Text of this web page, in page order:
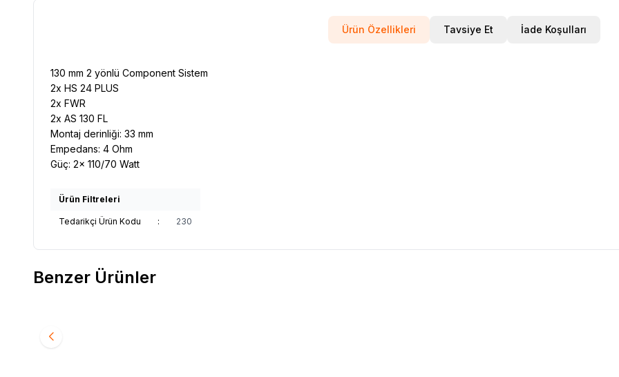
Ürün Özellikleri Tavsiye Et İade Koşulları
130 mm 2 yönlü Component Sistem
2x HS 24 PLUS
2x FWR
2x AS 130 FL
Montaj derinliği: 33 mm
Empedans: 4 Ohm
Güç: 2x 110/70 Watt
Ürün Filtreleri
Tedarikçi Ürün Kodu : 230
Benzer Ürünler
Ürün fiyatını görmek için